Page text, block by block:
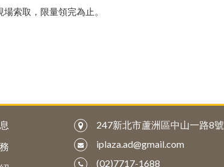
索取，限量領完為止。
247新北市蘆洲區中山一路8號
iplaza.ad@gmail.com
(02)7717-1688